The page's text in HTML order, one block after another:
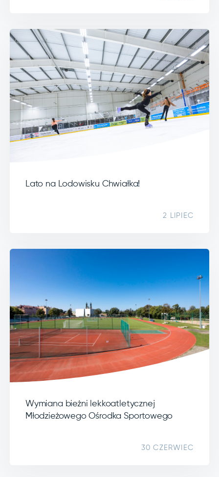
Lato na Lodowisku Chwiałka!
2 LIPIEC
Wymiana bieżni lekkoatletycznej
Młodzieżowego Ośrodka Sportowego
30 CZERWIEC